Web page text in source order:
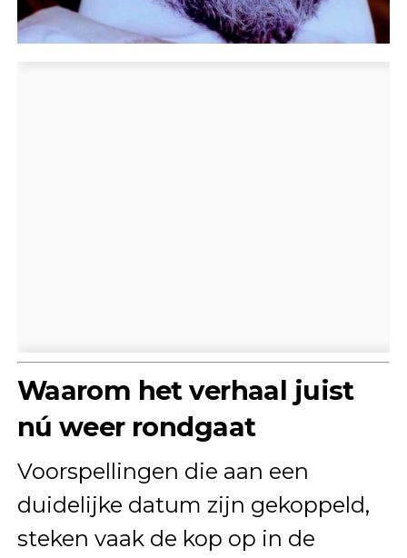
Waarom het verhaal juist
nú weer rondgaat
Voorspellingen die aan een
duidelijke datum zijn gekoppeld,
steken vaak de kop op in de